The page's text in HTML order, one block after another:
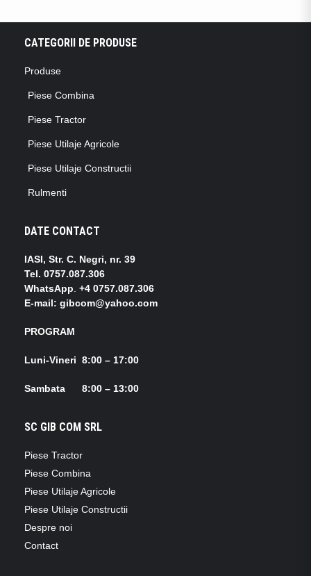
CATEGORII DE PRODUSE
Produse
Piese Combina
Piese Tractor
Piese Utilaje Agricole
Piese Utilaje Constructii
Rulmenti
DATE CONTACT
IASI, Str. C. Negri, nr. 39
Tel. 0757.087.306
WhatsApp +4 0757.087.306
E-mail: gibcom@yahoo.com
PROGRAM
Luni-Vineri 8:00 – 17:00
Sambata 8:00 – 13:00
SC GIB COM SRL
Piese Tractor
Piese Combina
Piese Utilaje Agricole
Piese Utilaje Constructii
Despre noi
Contact